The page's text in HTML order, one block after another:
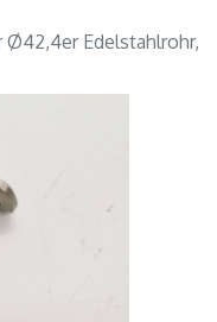
Edelstahlrohr,